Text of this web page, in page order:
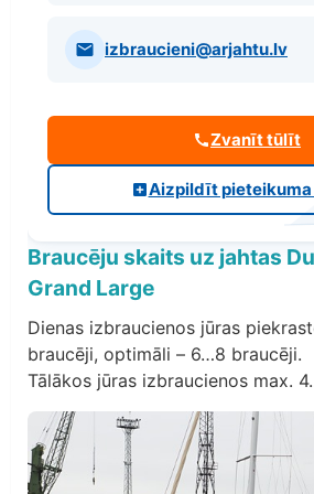
izbraucieni@arjahtu.lv
Zvanīt tūlīt
Aizpildīt
Braucēju skaits uz jahtas
Grand Large
Dienas izbraucienos jūras
braucēji, optimāli – 6…8 braucēji.
Tālākos jūras izbraucienos max.